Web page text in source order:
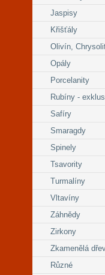
Jaspisy
Křišťály
Olivín,
Opály
Porcelanity
Rubíny -
Safíry
Smaragdy
Spinely
Tsavority
Turmalíny
Vltavíny
Záhnědy
Zirkony
Zkamenělá
Různé